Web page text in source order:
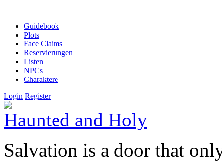
Guidebook
Plots
Face Claims
Reservierungen
Listen
NPCs
Charaktere
Login Register
Haunted and Holy
Salvation is a door that